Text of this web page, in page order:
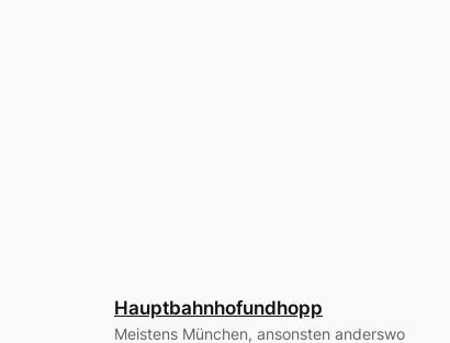
Hauptbahnhofundhopp
Meistens München, ansonsten anderswo